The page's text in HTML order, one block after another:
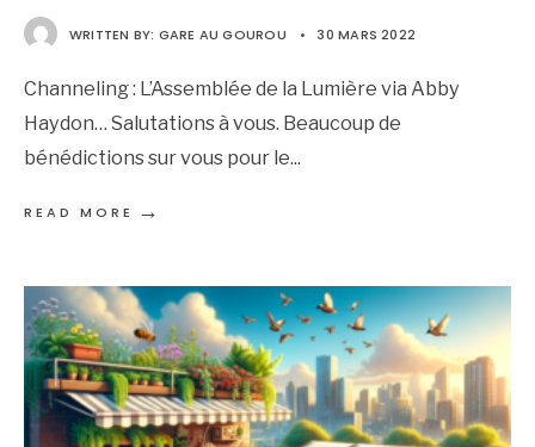
WRITTEN BY: GARE AU GOUROU • 30 MARS 2022
Channeling : L’Assemblée de la Lumière via Abby
Haydon… Salutations à vous. Beaucoup de
bénédictions sur vous pour le...
READ MORE →